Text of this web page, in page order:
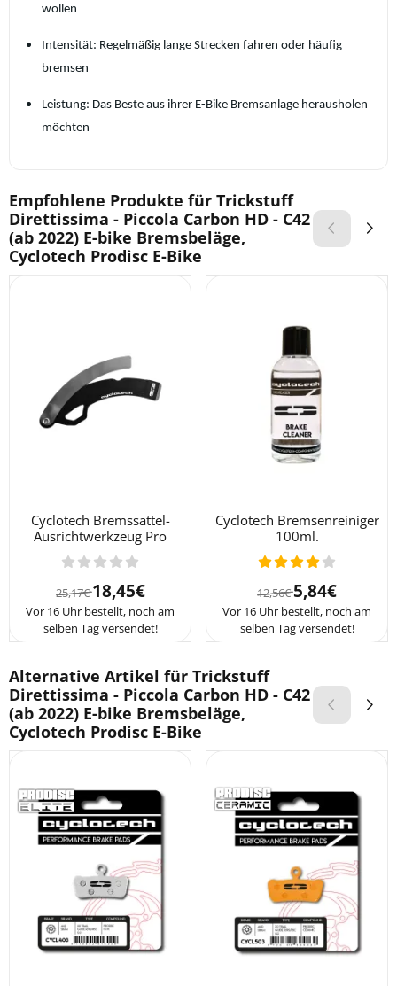
wollen
Intensität: Regelmäßig lange Strecken fahren oder häufig
bremsen
Leistung: Das Beste aus ihrer E-Bike Bremsanlage herausholen
möchten
Empfohlene Produkte für Trickstuff
Direttissima - Piccola Carbon HD - C42
(ab 2022) E-bike Bremsbeläge,
Cyclotech Prodisc E-Bike
Cyclotech Bremssattel-
Ausrichtwerkzeug Pro
Von 25,17 für 18,45
25,17€18,45€
Vor 16 Uhr bestellt, noch am
selben Tag versendet!
Cyclotech Bremsenreiniger
100ml.
Von 12,56 für
12,56€5,84€
Vor 16 Uhr bestellt, noch am
selben Tag versendet!
Alternative Artikel für Trickstuff
Direttissima - Piccola Carbon HD - C42
(ab 2022) E-bike Bremsbeläge,
Cyclotech Prodisc E-Bike